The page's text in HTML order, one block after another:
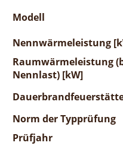
Modell
Nennwärmeleistung
Raumwärmeleistung
Nennlast) [kW]
Norm der Typprüfung
Prüfjahr